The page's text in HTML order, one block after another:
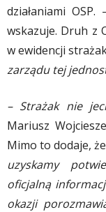
działaniami
wskazuje. Druh z
w ewidencji
zarządu tej
– Strażak nie
Mariusz
Mimo to dodaje,
uzyskamy
oficjalną
okazji